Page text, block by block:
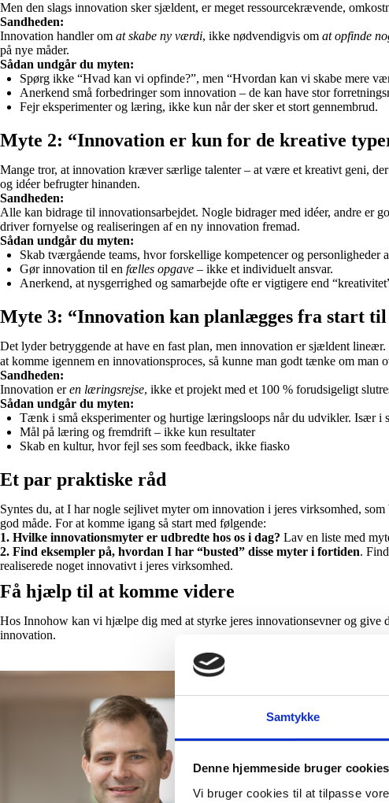
Samtykke
Denne hjemmeside bruger cookies
Vi bruger cookies til at tilpasse
Men den slags innovation sker sjældent, er meget ressourcekrævende,
Sandheden:
Innovation handler om at skabe ny værdi, ikke nødvendigvis om at opfinde
på nye måder.
Sådan undgår du myten:
Spørg ikke “Hvad kan vi opfinde?”, men “Hvordan kan vi skabe mere
Anerkend små forbedringer som innovation – de kan have stor
Fejr eksperimenter og læring, ikke kun når der sker et stort gennembrud.
Myte 2: “Innovation er kun for de kreative
Mange tror, at innovation kræver særlige talenter – at være et kreativt geni,
og idéer befrugter hinanden.
Sandheden:
Alle kan bidrage til innovationsarbejdet. Nogle bidrager med idéer, andre er
driver fornyelse og realiseringen af en ny innovation fremad.
Sådan undgår du myten:
Skab tværgående teams, hvor forskellige kompetencer og personligheder
Gør innovation til en fælles opgave – ikke et individuelt ansvar.
Anerkend, at nysgerrighed og samarbejde ofte er vigtigere end
Myte 3: “Innovation kan planlægges fra start til
Det lyder betryggende at have en fast plan, men innovation er sjældent
at komme igennem en innovationsproces, så kunne man godt tænke om man
Sandheden:
Innovation eren læringsrejse, ikke et projekt med et 100 % forudsigeligt
Sådan undgår du myten:
Tænk i små eksperimenter og hurtige læringsloops når du udvikler. Især i
Mål på læring og fremdrift – ikke kun resultater
Skab en kultur, hvor fejl ses som feedback, ikke fiasko
Et par praktiske råd
Syntes du, at I har nogle sejlivet myter om innovation i jeres virksomhed,
god måde. For at komme igang så start med følgende:
1. Hvilke innovationsmyter er udbredte hos os i dag? Lav en liste med
2. Find eksempler på, hvordan I har “busted” disse myter i fortiden.
realiserede noget innovativt i jeres virksomhed.
Få hjælp til at komme videre
Hos Innohow kan vi hjælpe dig med at styrke jeres innovationsevner og
innovation.